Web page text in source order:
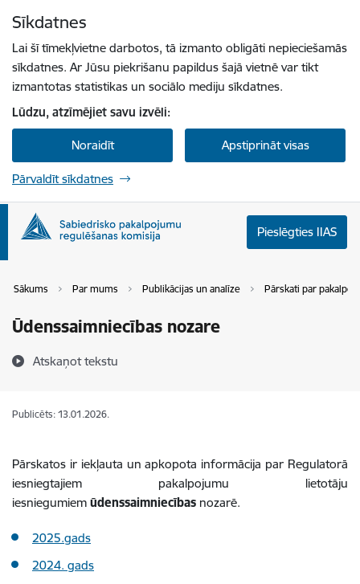
Sīkdatnes
Lai šī tīmekļvietne darbotos, tā izmanto obligāti nepieciešamās
sīkdatnes. Ar Jūsu piekrišanu papildus šajā vietnē var tikt
izmantotas statistikas un sociālo mediju sīkdatnes.
Lūdzu, atzīmējiet savu izvēli:
Noraidīt Apstiprināt visas
Pārvaldīt sīkdatnes
Pieslēgties IIAS
Sākums Par mums Publikācijas un analīze Pārskati par
Ūdenssaimniecības nozare
Atskaņot tekstu
Publicēts: 13.01.2026.
Pārskatos ir iekļauta un apkopota informācija par Regulatorā
iesniegtajiem pakalpojumu lietotāju
iesniegumiem ūdenssaimniecības nozarē.
2025.gads
2024. gads